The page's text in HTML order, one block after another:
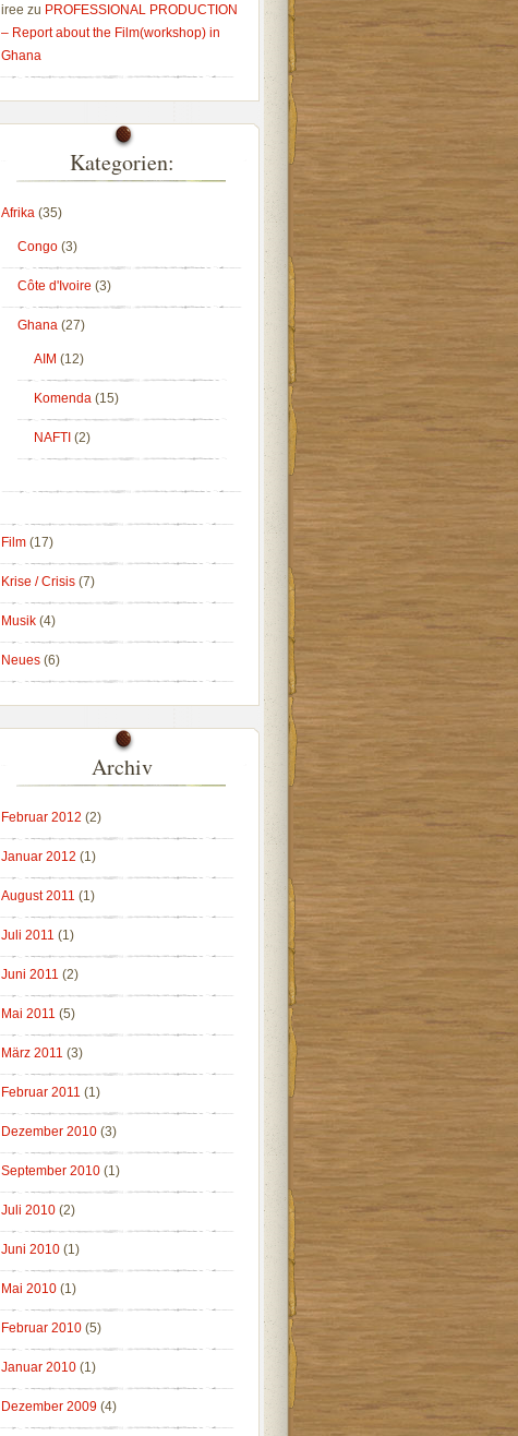
iree zu PROFESSIONAL PRODUCTION
– Report about the Film(workshop) in
Ghana
Kategorien:
Afrika (35)
Congo(3)
Côte d'Ivoire (3)
Ghana (27)
AIM (12)
Komenda (15)
NAFTI(2)
Film(17)
Krise / Crisis(7)
Musik(4)
Neues(6)
Archiv
Februar 2012 (2)
Januar 2012 (1)
August 2011 (1)
Juli 2011 (1)
Juni 2011 (2)
Mai 2011 (5)
März 2011 (3)
Februar 2011 (1)
Dezember 2010(3)
September 2010(1)
Juli 2010(2)
Juni 2010(1)
Mai 2010(1)
Februar 2010(5)
Januar 2010(1)
Dezember 2009(4)